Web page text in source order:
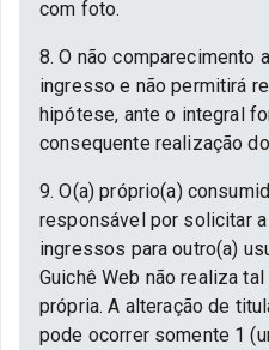
com foto.
8. O não comparecimento
ingresso e não permitirá
hipótese, ante o integral
consequente realização
9. O(a) próprio(a)
responsável por solicitar
ingressos para outro(a)
Guichê Web não realiza
própria. A alteração de
pode ocorrer somente 1